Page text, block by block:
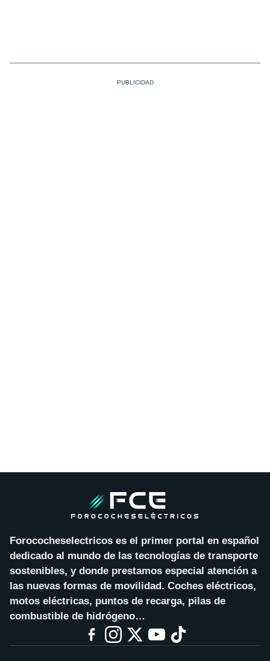
Forococheselectricos es el primer portal en español
dedicado al mundo de las tecnologías de transporte
sostenibles, y donde prestamos especial atención a
las nuevas formas de movilidad. Coches eléctricos,
motos eléctricas, puntos de recarga, pilas de
combustible de hidrógeno…